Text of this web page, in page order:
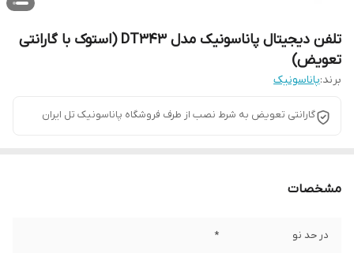
تلفن دیجیتال پاناسونیک مدل DT343 (استوک با گارانتی
تعویض)
برند:پاناسونیک
گارانتی تعویض به شرط نصب از طرف فروشگاه پاناسونیک تل ایران
مشخصات
در حد نو *